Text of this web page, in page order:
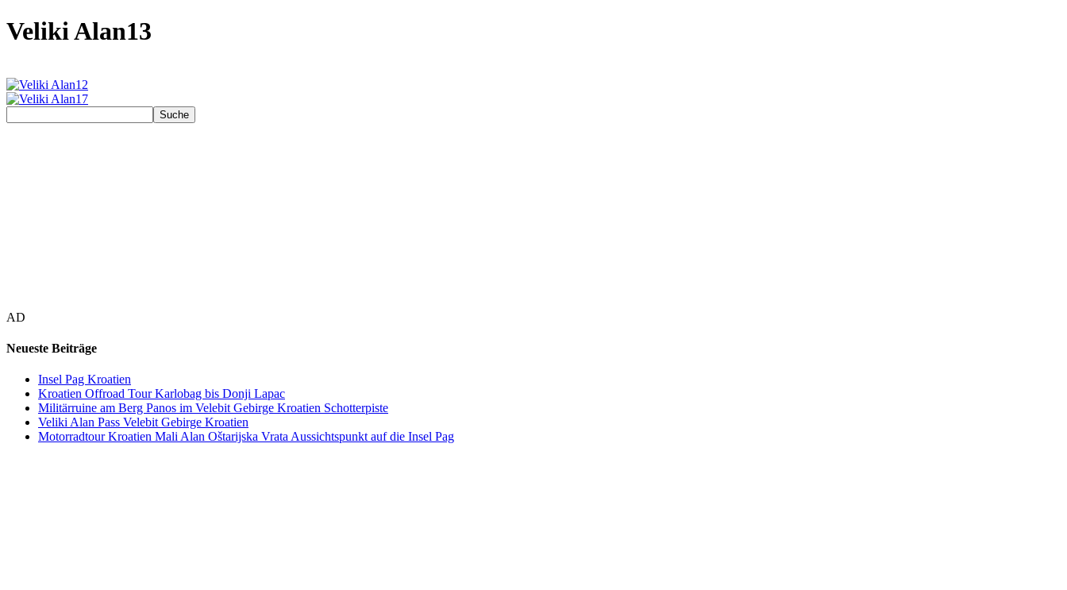
Veliki Alan13
AD
Neueste Beiträge
Insel Pag Kroatien
Kroatien Offroad Tour Karlobag bis Donji Lapac
Militärruine am Berg Panos im Velebit Gebirge Kroatien Schotterpiste
Veliki Alan Pass Velebit Gebirge Kroatien
Motorradtour Kroatien Mali Alan Oštarijska Vrata Aussichtspunkt auf die Insel Pag